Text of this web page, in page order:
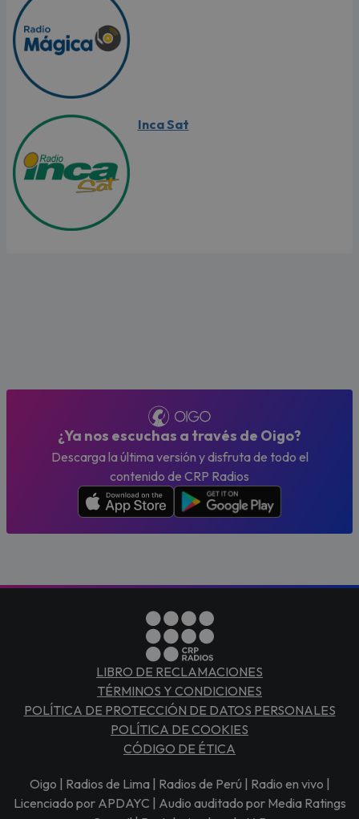
Inca Sat
¿Ya nos escuchas a través de Oigo?
Descarga la última versión y disfruta de todo el
contenido de CRP Radios
LIBRO DE RECLAMACIONES
TÉRMINOS Y CONDICIONES
POLÍTICA DE PROTECCIÓN DE DATOS PERSONALES
POLÍTICA DE COOKIES
CÓDIGO DE ÉTICA
Oigo | Radios de Lima | Radios de Perú | Radio en vivo |
Licenciado por APDAYC | Audio auditado por Media Ratings